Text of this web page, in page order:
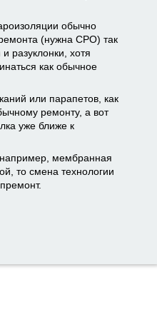
обычно
(нужна СРО) так
разуклонки, хотя
как обычное
или парапетов, как
ремонту, а вот
уже ближе к
например, мембранная
то смена технологии